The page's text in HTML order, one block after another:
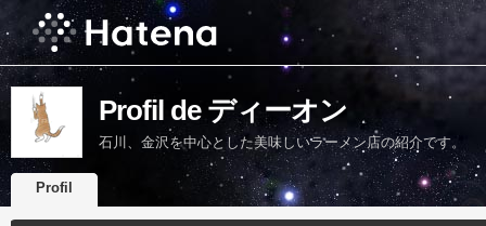
Profil de ディーオン
石川、金沢を中心とした美味しいラーメン店の紹介です。
Profil